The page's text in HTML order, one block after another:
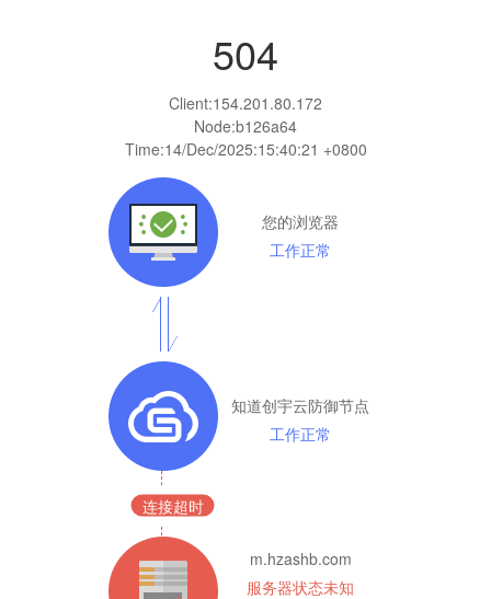
504
Client:154.201.80.172
Node:b126a64
Time:14/Dec/2025:15:40:21 +0800
您的浏览器
工作正常
知道创宇云防御节点
工作正常
连接超时
m.hzashb.com
服务器状态未知